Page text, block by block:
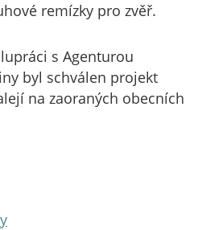
remízky pro zvěř.
s Agenturou
byl schválen projekt
na zaoraných obecních